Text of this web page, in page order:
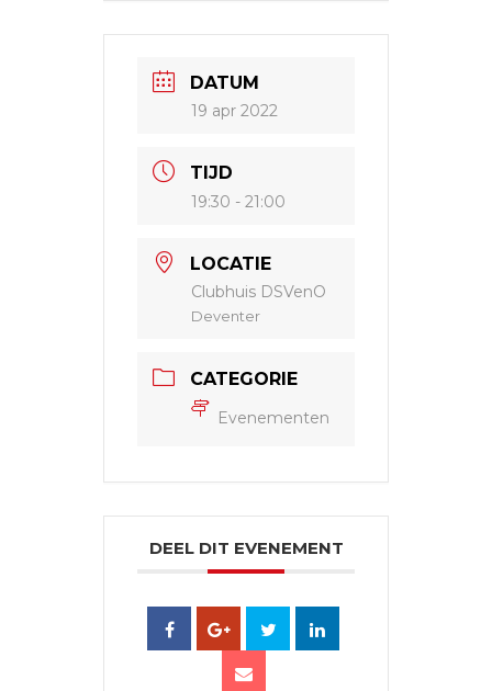
DATUM
19 apr 2022
TIJD
19:30 - 21:00
LOCATIE
Clubhuis DSVenO
Deventer
CATEGORIE
Evenementen
DEEL DIT EVENEMENT